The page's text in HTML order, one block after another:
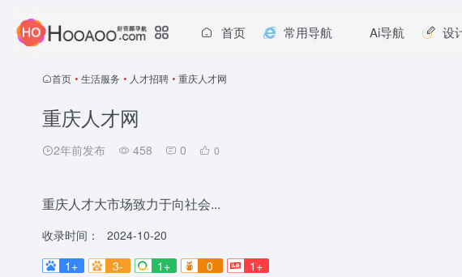
首页 常用导航 Ai导航 设
首页 • 生活服务 • 人才招聘 • 重庆人才网
重庆人才网
2年前发布 458 0 0
重庆人才大市场致力于向社会...
收录时间：
2024-10-20
1+
3- 1+ 0 1+